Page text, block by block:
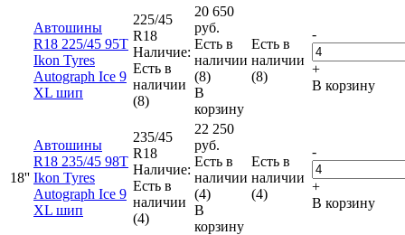
18''
Автошины
R18 225/45 95T
Ikon Tyres
Autograph Ice 9
XL шип
225/45
R18
Наличие:
Есть в
наличии
(8)
20 650
руб.
Есть в
наличии
(8)
В
корзину
Есть в
наличии
(8)
-
+
В корзину
Автошины
R18 235/45 98T
Ikon Tyres
Autograph Ice 9
XL шип
235/45
R18
Наличие:
Есть в
наличии
(4)
22 250
руб.
Есть в
наличии
(4)
В
корзину
Есть в
наличии
(4)
-
+
В корзину